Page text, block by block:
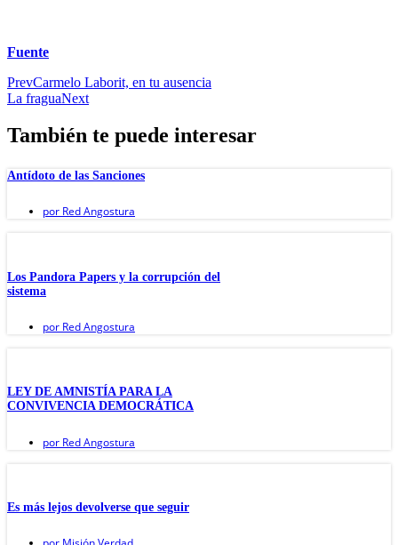
Fuente
PrevCarmelo Laborit, en tu ausencia
La fraguaNext
También te puede interesar
Antídoto de las Sanciones
por Red Angostura
Los Pandora Papers y la corrupción del
sistema
por Red Angostura
LEY DE AMNISTÍA PARA LA
CONVIVENCIA DEMOCRÁTICA
por Red Angostura
Es más lejos devolverse que seguir